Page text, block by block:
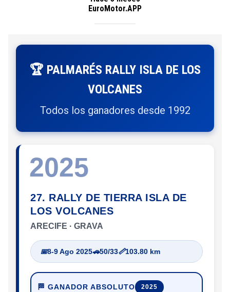
EuroMotor.APP
🏆 PALMARÉS RALLY ISLA DE LOS
VOLCANES
Todos los ganadores desde 1992
2025
27. RALLY DE TIERRA ISLA DE
LOS VOLCANES
ARECIFE · GRAVA
📅8-9 Ago 2025🚗50/33📏103.80 km
🏁 GANADOR ABSOLUTO 2025